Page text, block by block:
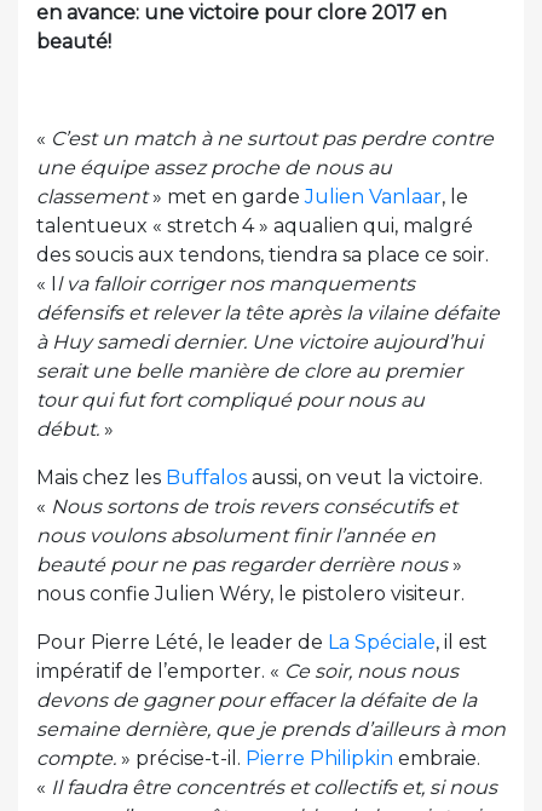
en avance: une victoire pour clore 2017 en
beauté!
« C’est un match à ne surtout pas perdre contre
une équipe assez proche de nous au
classement» met en gardeJulien Vanlaar, le
talentueux « stretch 4 » aqualien qui, malgré
des soucis aux tendons, tiendra sa place ce soir.
« I l va falloir corriger nos manquements
défensifs et relever la tête après la vilaine défaite
à Huy samedi dernier. Une victoire aujourd’hui
serait une belle manière de clore au premier
tour qui fut fort compliqué pour nous au
début. »
Mais chez les Buffalos aussi, on veut la victoire.
« Nous sortons de trois revers consécutifs et
nous voulons absolument finir l’année en
beauté pour ne pas regarder derrière nous»
nous confie Julien Wéry, le pistolero visiteur.
Pour Pierre Lété, le leader de La Spéciale, il est
impératif de l’emporter. « Ce soir, nous nous
devons de gagner pour effacer la défaite de la
semaine dernière, que je prends d’ailleurs à mon
compte. » précise-t-il. Pierre Philipkin embraie.
« Il faudra être concentrés et collectifs et, si nous